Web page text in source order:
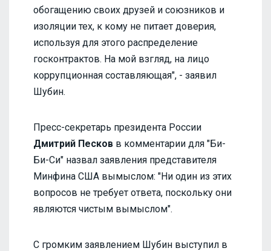
обогащению своих друзей и союзников и
изоляции тех, к кому не питает доверия,
используя для этого распределение
госконтрактов. На мой взгляд, на лицо
коррупционная составляющая", - заявил
Шубин.
Пресс-секретарь президента России
Дмитрий Песков в комментарии для "Би-
Би-Си" назвал заявления представителя
Минфина США вымыслом: "Ни один из этих
вопросов не требует ответа, поскольку они
являются чистым вымыслом".
С громким заявлением Шубин выступил в